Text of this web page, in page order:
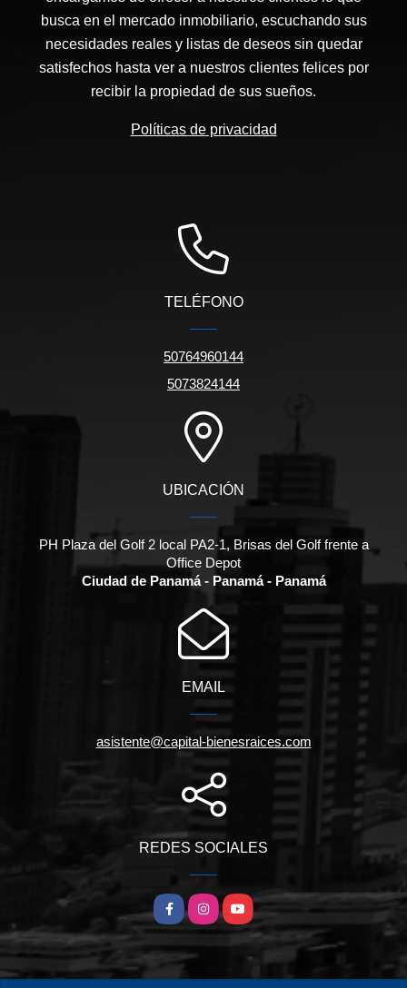
busca en el mercado inmobiliario, escuchando sus
necesidades reales y listas de deseos sin quedar
satisfechos hasta ver a nuestros clientes felices por
recibir la propiedad de sus sueños.
Políticas de privacidad
TELÉFONO
50764960144
5073824144
UBICACIÓN
PH Plaza del Golf 2 local PA2-1, Brisas del Golf frente a
Office Depot
Ciudad de Panamá - Panamá - Panamá
EMAIL
asistente@capital-bienesraices.com
REDES SOCIALES
FacebookInstagramYouTube